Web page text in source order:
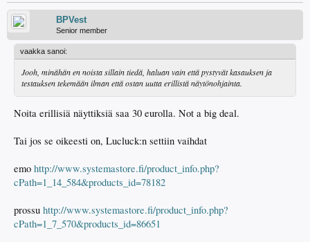
BPVest
Senior member
vaakka sanoi:
Jooh, minähän en noista sillain tiedä, haluan vain että pystyvät kasauksen ja
testauksen tekemään ilman että ostan uutta erillistä näytönohjainta.
Noita erillisiä näyttiksiä saa 30 eurolla. Not a big deal.
Tai jos se oikeesti on, Lucluck:n settiin vaihdat
emo http://www.systemastore.fi/product_info.php?
cPath=1_14_584&products_id=78182
prossu http://www.systemastore.fi/product_info.php?
cPath=1_7_570&products_id=86651